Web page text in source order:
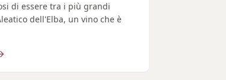
di essere tra i più grandi
dell'Elba, un vino che è